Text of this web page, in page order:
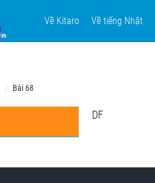
Về Kitaro Về tiếng Nhật
Bài 68
DF